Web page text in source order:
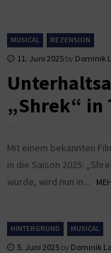
MUSICAL REZENSION
11. Juni 2025 by Dominik
„Shrek“ in
Mit einem bekannten
in die Saison 2025:
wurde, wird nun in...
HINTERGRUND MUSICAL
5. Juni 2025 by Dominik